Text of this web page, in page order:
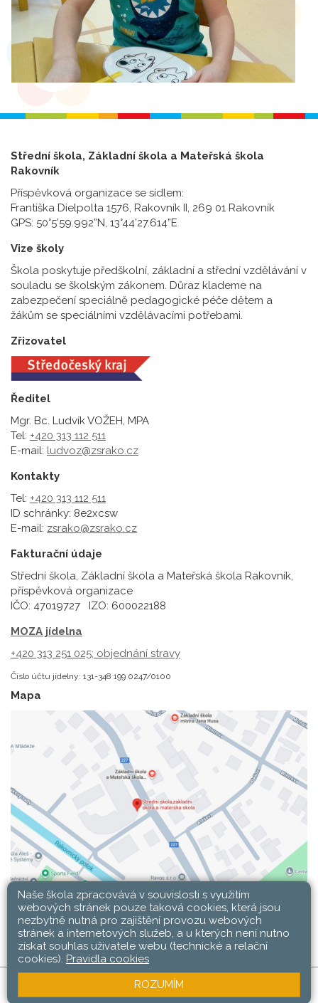
Střední škola, Základní škola a Mateřská škola
Rakovník
Příspěvková organizace se sídlem:
Františka Dielpolta 1576, Rakovník II, 269 01 Rakovník
GPS: 50°5’59.992”N, 13°44’27.614”E
Vize školy
Škola poskytuje předškolní, základní a střední vzdělávání v
souladu se školským zákonem. Důraz klademe na
zabezpečení speciálně pedagogické péče dětem a
žákům se speciálními vzdělávacími potřebami.
Zřizovatel
Ředitel
Mgr. Bc. Ludvík VOŽEH, MPA
Tel: +420 313 112 511
E-mail: ludvoz@zsrako.cz
Kontakty
Tel: +420 313 112 511
ID schránky: 8e2xcsw
E-mail: zsrako@zsrako.cz
Fakturační údaje
Střední škola, Základní škola a Mateřská škola Rakovník,
příspěvková organizace
IČO: 47019727 IZO: 600022188
MOZA jídelna
+420 313 251 025; objednání stravy
Číslo účtu jídelny: 131-348 199 0247/0100
Mapa
SŠ, ZŠ a MŠ Rakovník © 2026 |Mapa stránek
Přihlásit|Přístupnost stránek|Pravidla COOKIES
školy
Naše škola zpracovává v souvislosti s využitím
webových stránek pouze taková cookies, která jsou
nezbytně nutná pro zajištění provozu webových
stránek a internetových služeb, a u kterých není nutno
získat souhlas uživatele webu (technické a relační
cookies). Pravidla cookies
ROZUMÍM